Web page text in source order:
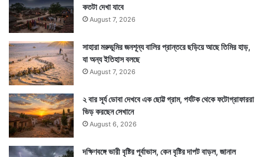
কতটা দেখা যাবে
August 7, 2026
সাহারা মরুভূমির জনশূন্য বালির প্রান্তরে ছড়িয়ে আছে তিমির হাড়,
যা অন্য ইতিহাস বলছে
August 7, 2026
২ বার সূর্য ডোবা দেখবে এক ছোট্ট গ্রাম, পর্যটক থেকে ফটোগ্রাফাররা
ভিড় করছেন সেখানে
August 6, 2026
দক্ষিণবঙ্গে ভারী বৃষ্টির পূর্বাভাস, কেন বৃষ্টির দাপট বাড়ল, জানাল